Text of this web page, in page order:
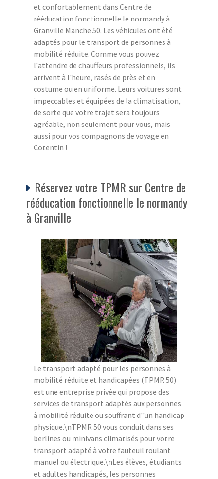
et confortablement dans Centre de
rééducation fonctionnelle le normandy à
Granville Manche 50. Les véhicules ont été
adaptés pour le transport de personnes à
mobilité réduite. Comme vous pouvez
l'attendre de chauffeurs professionnels, ils
arrivent à l'heure, rasés de près et en
costume ou en uniforme. Leurs voitures sont
impeccables et équipées de la climatisation,
de sorte que votre trajet sera toujours
agréable, non seulement pour vous, mais
aussi pour vos compagnons de voyage en
Cotentin !
Réservez votre TPMR sur Centre de
rééducation fonctionnelle le normandy
à Granville
Le transport adapté pour les personnes à
mobilité réduite et handicapées (TPMR 50)
est une entreprise privée qui propose des
services de transport adaptés aux personnes
à mobilité réduite ou souffrant d''un handicap
physique.\nTPMR 50 vous conduit dans ses
berlines ou minivans climatisés pour votre
transport adapté à votre fauteuil roulant
manuel ou électrique.\nLes élèves, étudiants
et adultes handicapés, les personnes